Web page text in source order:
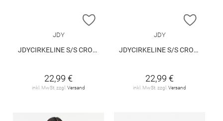
ZUR WUNSCHLISTE HINZUFÜGEN
JDY
JDYCIRKELINE S/S CROP TOP KNT
22,99 €
inkl. MwSt. zzgl. Versand
ZUR
JDY
JDYCIRKELINE S/S CROP TOP KNT
22,99 €
inkl. MwSt. zzgl. Versand